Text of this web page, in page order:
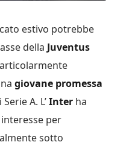
estivo potrebbe
della Juventus
giovane promessa
A. L’Inter ha
per
sotto